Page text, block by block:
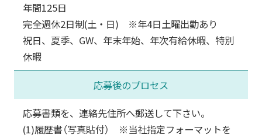
年間125日
完全週休2日制(土・日) ※年4日土曜出勤あり
祝日、夏季、GW、年末年始、年次有給休暇、特別
休暇
応募後のプロセス
応募書類を、連絡先住所へ郵送して下さい。
(1)履歴書（写真貼付） ※当社指定フォーマットを